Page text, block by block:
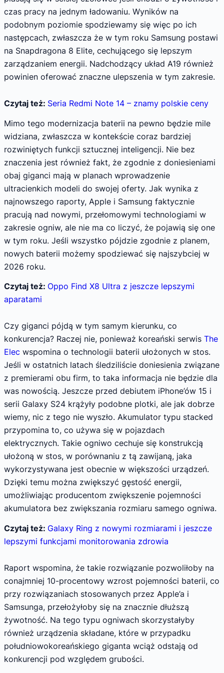
czas pracy na jednym ładowaniu. Wyników na
podobnym poziomie spodziewamy się więc po ich
następcach, zwłaszcza że w tym roku Samsung postawi
na Snapdragona 8 Elite, cechującego się lepszym
zarządzaniem energii. Nadchodzący układ A19 również
powinien oferować znaczne ulepszenia w tym zakresie.
Czytaj też: Seria Redmi Note 14 – znamy polskie ceny
Mimo tego modernizacja baterii na pewno będzie mile
widziana, zwłaszcza w kontekście coraz bardziej
rozwiniętych funkcji sztucznej inteligencji. Nie bez
znaczenia jest również fakt, że zgodnie z doniesieniami
obaj giganci mają w planach wprowadzenie
ultracienkich modeli do swojej oferty. Jak wynika z
najnowszego raporty, Apple i Samsung faktycznie
pracują nad nowymi, przełomowymi technologiami w
zakresie ogniw, ale nie ma co liczyć, że pojawią się one
w tym roku. Jeśli wszystko pójdzie zgodnie z planem,
nowych baterii możemy spodziewać się najszybciej w
2026 roku.
Czytaj też: Oppo Find X8 Ultra z jeszcze lepszymi
aparatami
Czy giganci pójdą w tym samym kierunku, co
konkurencja? Raczej nie, ponieważ koreański serwis The
Elec wspomina o technologii baterii ułożonych w stos.
Jeśli w ostatnich latach śledziliście doniesienia związane
z premierami obu firm, to taka informacja nie będzie dla
was nowością. Jeszcze przed debiutem iPhone’ów 15 i
serii Galaxy S24 krążyły podobne plotki, ale jak dobrze
wiemy, nic z tego nie wyszło. Akumulator typu stacked
przypomina to, co używa się w pojazdach
elektrycznych. Takie ogniwo cechuje się konstrukcją
ułożoną w stos, w porównaniu z tą zawijaną, jaka
wykorzystywana jest obecnie w większości urządzeń.
Dzięki temu można zwiększyć gęstość energii,
umożliwiając producentom zwiększenie pojemności
akumulatora bez zwiększania rozmiaru samego ogniwa.
Czytaj też: Galaxy Ring z nowymi rozmiarami i jeszcze
lepszymi funkcjami monitorowania zdrowia
Raport wspomina, że takie rozwiązanie pozwoliłoby na
conajmniej 10-procentowy wzrost pojemności baterii, co
przy rozwiązaniach stosowanych przez Apple’a i
Samsunga, przełożyłoby się na znacznie dłuższą
żywotność. Na tego typu ogniwach skorzystałyby
również urządzenia składane, które w przypadku
południowokoreańskiego giganta wciąż odstają od
konkurencji pod względem grubości.